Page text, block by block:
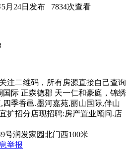
月24日发布 7834次查看
注二维码，所有房源直接自己查询
际 正森德郡 天一仁和豪庭，锦绣
季香邑.墨河嘉苑,丽山国际,伴山
扩招分店现招聘:房产置业顾问.店
号润发家园北门西100米
举报